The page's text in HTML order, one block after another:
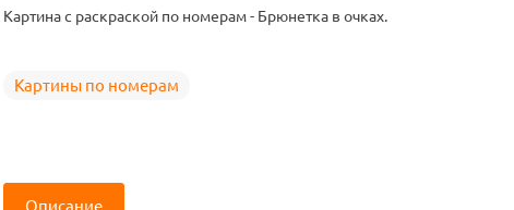
Картина с раскраской по номерам - Брюнетка в очках.
Картины по номерам
Описание